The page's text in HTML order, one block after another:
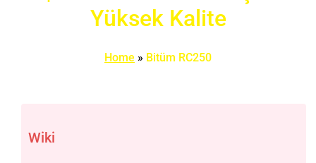
Yüksek Kalite
Home » Bitüm RC250
Wiki